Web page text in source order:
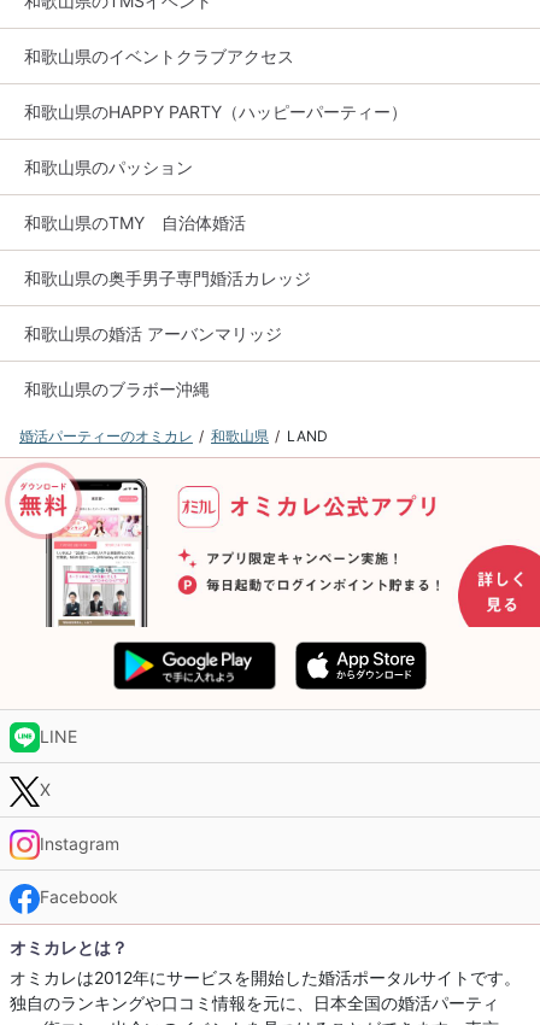
和歌山県のイベントクラブアクセス
和歌山県のHAPPY PARTY（ハッピーパーティー）
和歌山県のパッション
和歌山県のTMY 自治体婚活
和歌山県の奥手男子専門婚活カレッジ
和歌山県の婚活 アーバンマリッジ
和歌山県のブラボー沖縄
婚活パーティーのオミカレ 和歌山県 LAND
LINE
X
Instagram
Facebook
オミカレとは？
オミカレは2012年にサービスを開始した婚活ポータルサイトです。
独自のランキングや口コミ情報を元に、日本全国の婚活パーティ